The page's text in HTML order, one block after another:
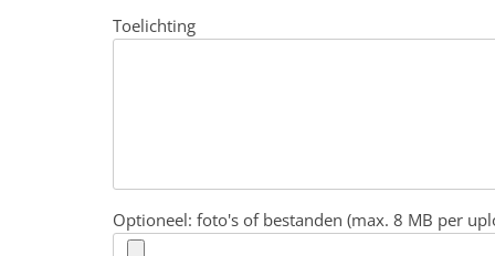
Toelichting
Optioneel: foto's of bestanden (max. 8 MB per